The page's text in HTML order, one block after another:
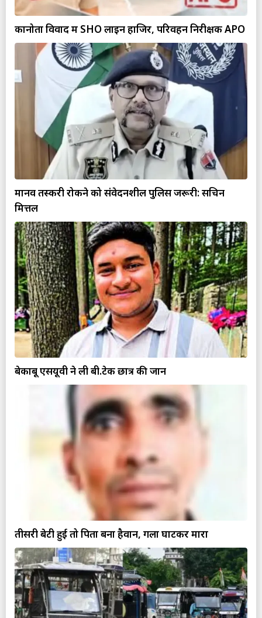
कानोता विवाद में SHO लाइन हाजिर, परिवहन निरीक्षक APO
मानव तस्करी रोकने को संवेदनशील पुलिस जरूरी: सचिन
मित्तल
बेकाबू एसयूवी ने ली बी.टेक छात्र की जान
तीसरी बेटी हुई तो पिता बना हैवान, गला घोंटकर मारा